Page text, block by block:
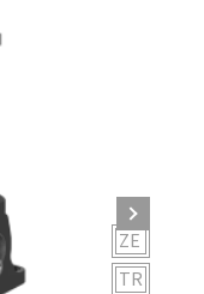
ZE
TR